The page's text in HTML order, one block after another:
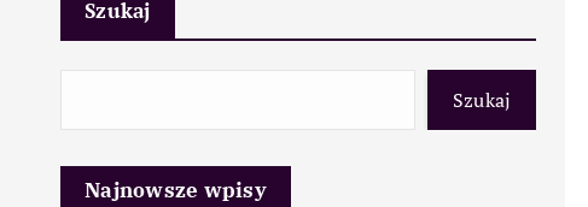
Szukaj
Szukaj
Najnowsze wpisy